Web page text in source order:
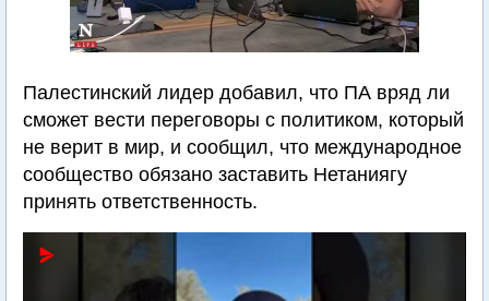
Палестинский лидер добавил, что ПА вряд ли
сможет вести переговоры с политиком, который
не верит в мир, и сообщил, что международное
сообщество обязано заставить Нетаниягу
принять ответственность.